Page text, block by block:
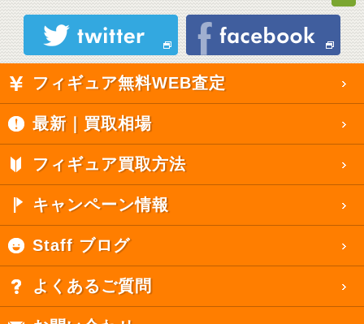
フィギュア無料WEB査定
最新｜買取相場
フィギュア買取方法
キャンペーン情報
Staff ブログ
よくあるご質問